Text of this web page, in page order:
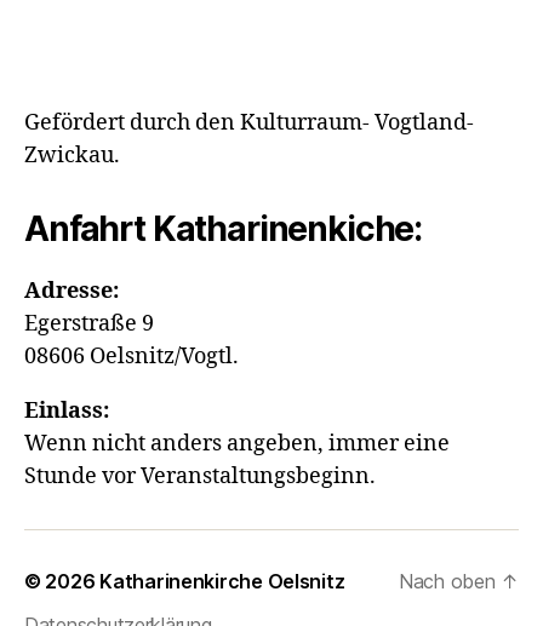
Gefördert durch den Kulturraum- Vogtland-
Zwickau.
Anfahrt Katharinenkiche:
Adresse:
Egerstraße 9
08606 Oelsnitz/Vogtl.
Einlass:
Wenn nicht anders angeben, immer eine
Stunde vor Veranstaltungsbeginn.
© 2026 Katharinenkirche Oelsnitz
Nach oben ↑